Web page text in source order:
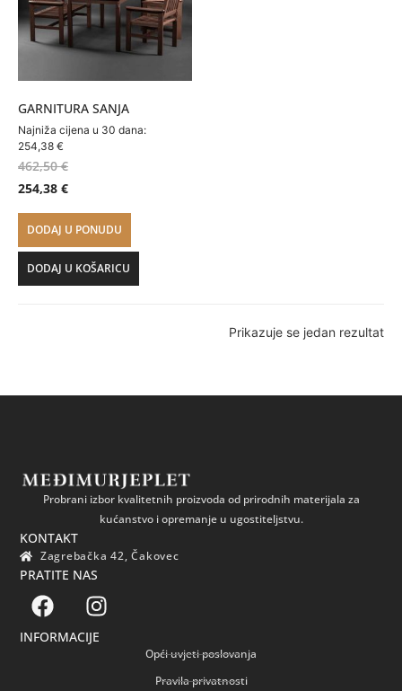
GARNITURA SANJA
Najniža cijena u 30 dana:
254,38 €
462,50€
254,38 €
DODAJ U PONUDU
DODAJ U KOŠARICU
Prikazuje se jedan rezultat
Probrani izbor kvalitetnih proizvoda od prirodnih materijala za
kućanstvo i opremanje u ugostiteljstvu.
KONTAKT
Zagrebačka 42, Čakovec
PRATITE NAS
INFORMACIJE
Opći uvjeti poslovanja
Pravila privatnosti